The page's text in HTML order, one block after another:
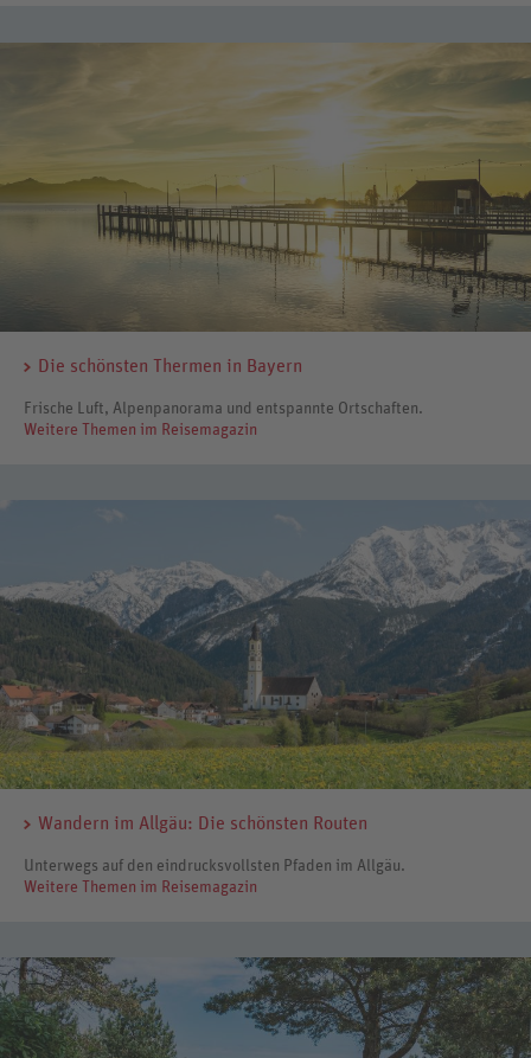
Die schönsten Thermen in Bayern
Frische Luft, Alpenpanorama und entspannte Ortschaften.
Weitere Themen im Reisemagazin
Wandern im Allgäu: Die schönsten Routen
Unterwegs auf den eindrucksvollsten Pfaden im Allgäu.
Weitere Themen im Reisemagazin